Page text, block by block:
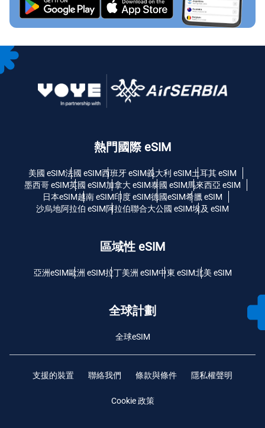
熱門國際 eSIM
美國 eSIM法國 eSIM西班牙 eSIM義大利 eSIM土耳其 eSIM
墨西哥 eSIM英國 eSIM加拿大 eSIM泰國 eSIM馬來西亞 eSIM
日本eSIM越南 eSIM印度 eSIM德國eSIM希臘 eSIM
沙烏地阿拉伯 eSIM阿拉伯聯合大公國 eSIM埃及 eSIM
區域性 eSIM
亞洲eSIM歐洲 eSIM拉丁美洲 eSIM中東 eSIM北美 eSIM
全球計劃
全球eSIM
支援的裝置 聯絡我們 條款與條件 隱私權聲明
Cookie 政策